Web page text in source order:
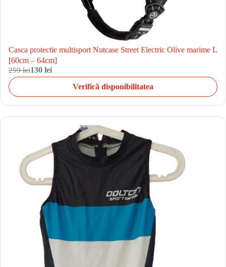
Casca protectie multisport Nutcase Street Electric Olive marime L
[60cm – 64cm]
259 lei130 lei
Verifică disponibilitatea